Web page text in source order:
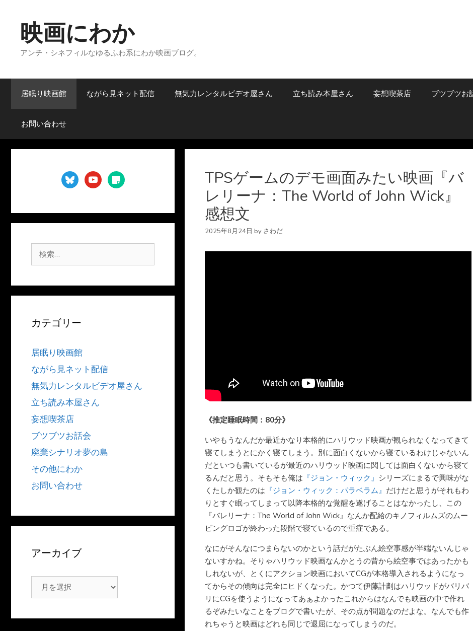
ス
映画にわか
アンチ・シネフィルなゆるふわ系にわか映画ブログ。
居眠り映画館 ながら見ネット配信 無気力レンタルビデオ屋さん 立ち読み本屋さん 妄想喫茶店 ブツブツお
お問い合わせ
TPSゲームのデモ画面みたい映画『バ
レリーナ：The World of John Wick』
感想文
2025年8月24日 by さわだ
《推定睡眠時間：80分》
いやもうなんだか最近かなり本格的にハリウッド映画が観られなくなってきて
寝てしまうとにかく寝てしまう。別に面白くないから寝ているわけじゃないん
だといつも書いているが最近のハリウッド映画に関しては面白くないから寝て
るんだと思う。そもそも俺は 『ジョン・ウィック』 シリーズにまるで興味がな
くたしか観たのは 『ジョン・ウィック：パラベラム』 だけだと思うがそれもわ
りとすぐ眠ってしまって以降本格的な覚醒を遂げることはなかったし、この
『バレリーナ：The World of John Wick』なんか配給のキノフィルムズのムー
ビングロゴが終わった段階で寝ているので重症である。
なにがそんなにつまらないのかという話だがたぶん絵空事感が半端ないんじゃ
ないすかね。そりゃハリウッド映画なんかとうの昔から絵空事ではあったかも
しれないが、とくにアクション映画においてCGが本格導入されるようになっ
てからその傾向は完全にヒドくなった。かつて伊藤計劃はハリウッドがバリバ
リにCGを使うようになってあぁよかったこれからはなんでも映画の中で作れ
るぞみたいなことをブログで書いたが、その点が問題なのだよな。なんでも作
れちゃうと映画はどれも同じで退屈になってしまうのだ。
blueskyyoutubesticky-
note
索:
カテゴリー
居眠り映画館
ながら見ネット配信
無気力レンタルビデオ屋さん
立ち読み本屋さん
妄想喫茶店
ブツブツお話会
廃棄シナリオ夢の島
その他にわか
お問い合わせ
アーカイブ
ー